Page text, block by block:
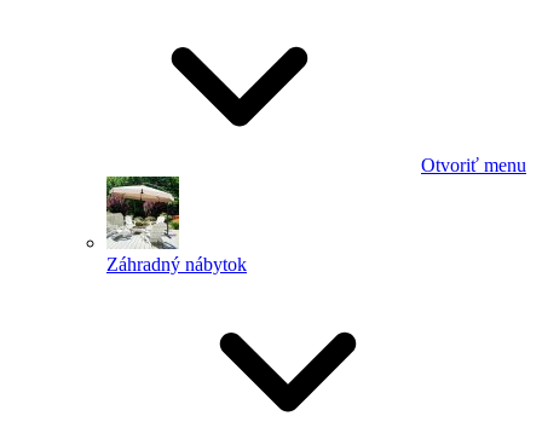
Otvoriť menu
Záhradný nábytok